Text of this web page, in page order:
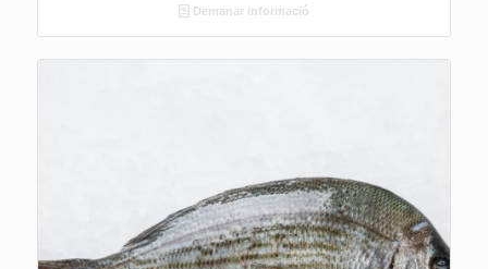
Demanar informació